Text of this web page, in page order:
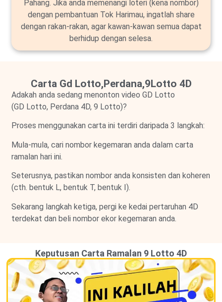
Pahang. Jika anda memenangi loteri (kena nombor)
dengan pembantuan Tok Harimau, ingatlah share
dengan rakan-rakan, agar kawan-kawan semua dapat
berhidup dengan selesa.
Carta Gd Lotto,Perdana,9Lotto 4D
Adakah anda sedang menonton video GD Lotto
(GD Lotto, Perdana 4D, 9 Lotto)?
Proses menggunakan carta ini terdiri daripada 3 langkah:
Mula-mula, cari nombor kegemaran anda dalam carta
ramalan hari ini.
Seterusnya, pastikan nombor anda konsisten dan koheren
(cth. bentuk L, bentuk T, bentuk I).
Sekarang langkah ketiga, pergi ke kedai pertaruhan 4D
terdekat dan beli nombor ekor kegemaran anda.
Keputusan Carta Ramalan 9 Lotto 4D